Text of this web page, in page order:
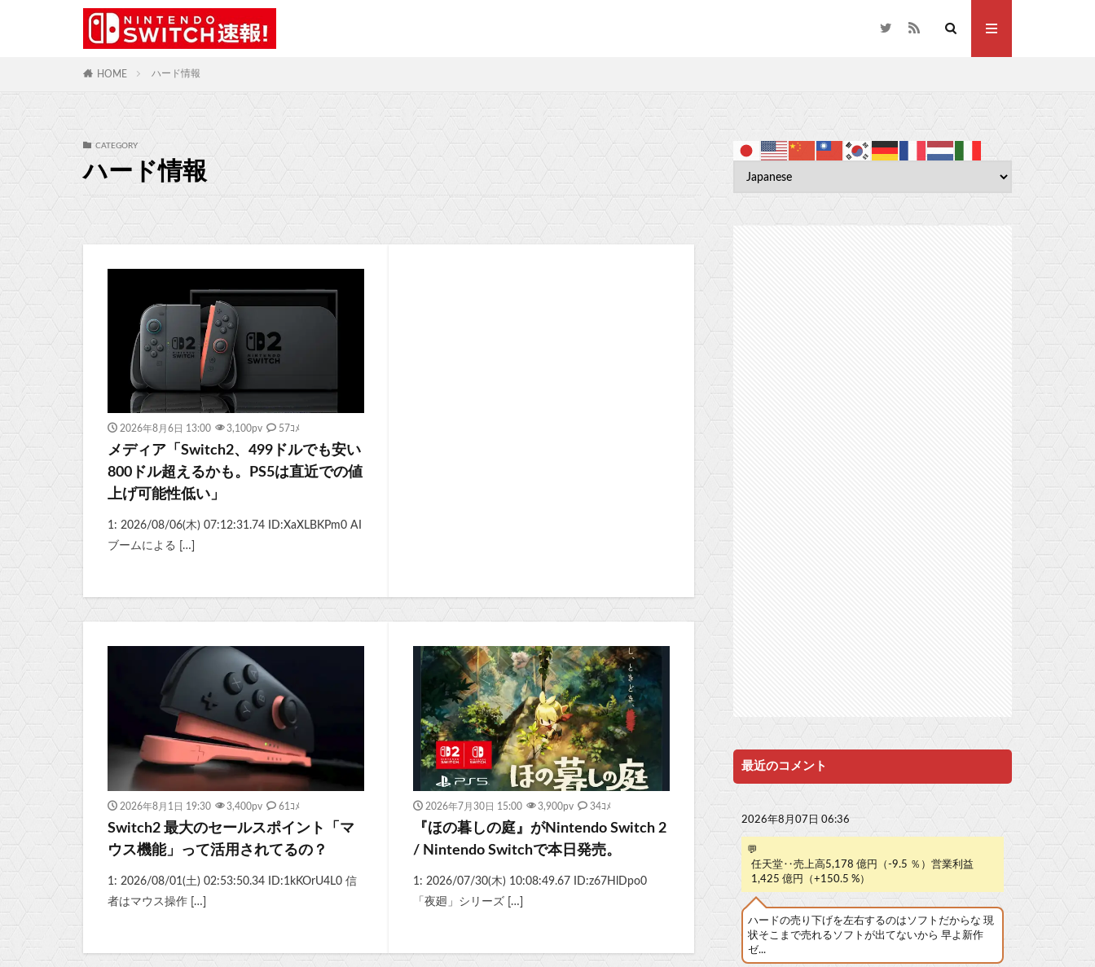
HOME ハード情報
CATEGORY
ハード情報
2026年8月6日 13:00 3,100pv 57ｺﾒ
メディア「Switch2、499ドルでも安い
800ドル超えるかも。PS5は直近での値
上げ可能性低い」
1: 2026/08/06(木) 07:12:31.74 ID:XaXLBKPm0 AI
ブームによる […]
2026年8月1日 19:30 3,400pv 61ｺﾒ
Switch2 最大のセールスポイント「マ
ウス機能」って活用されてるの？
1: 2026/08/01(土) 02:53:50.34 ID:1kKOrU4L0 信
者はマウス操作 […]
2026年7月30日 15:00 3,900pv 34ｺﾒ
『ほの暮しの庭』がNintendo Switch 2
/ Nintendo Switchで本日発売。
1: 2026/07/30(木) 10:08:49.67 ID:z67HlDpo0
「夜廻」シリーズ […]
最近のコメント
2026年8月07日 06:36
💬
任天堂‥売上高5,178 億円（-9.5 ％）営業利益
1,425 億円（+150.5 %）
ハードの売り下げを左右するのはソフトだからな 現
状そこまで売れるソフトが出てないから 早よ新作
ゼ...